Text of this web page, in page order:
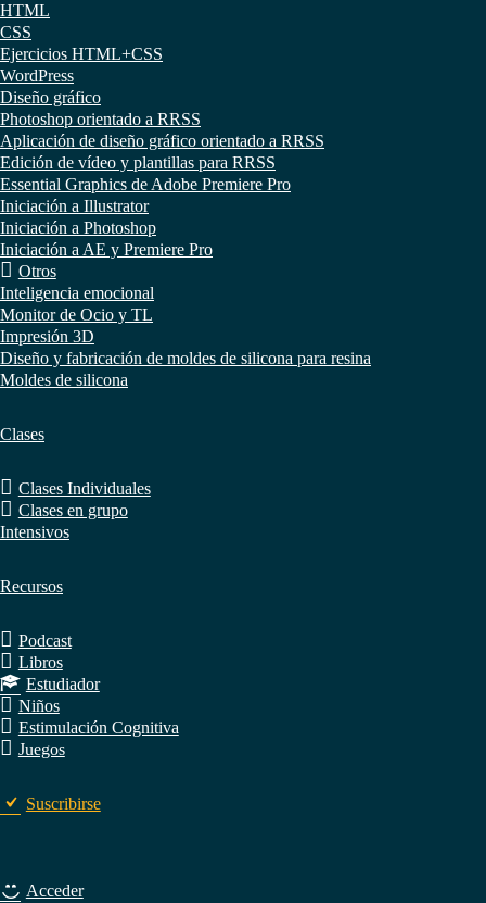
HTML
CSS
Ejercicios HTML+CSS
WordPress
Diseño gráfico
Photoshop orientado a RRSS
Aplicación de diseño gráfico orientado a RRSS
Edición de vídeo y plantillas para RRSS
Essential Graphics de Adobe Premiere Pro
Iniciación a Illustrator
Iniciación a Photoshop
Iniciación a AE y Premiere Pro
Otros
Inteligencia emocional
Monitor de Ocio y TL
Impresión 3D
Diseño y fabricación de moldes de silicona para resina
Moldes de silicona
Clases
Clases Individuales
Clases en grupo
Intensivos
Recursos
Podcast
Libros
Estudiador
Niños
Estimulación Cognitiva
Juegos
Suscribirse
Acceder